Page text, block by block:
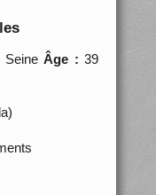
SeineÂge : 39